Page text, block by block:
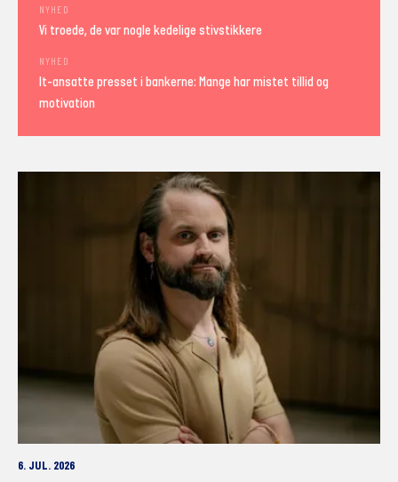
NYHED
Vi troede, de var nogle kedelige stivstikkere
NYHED
It-ansatte presset i bankerne: Mange har mistet tillid og
motivation
6. JUL. 2026